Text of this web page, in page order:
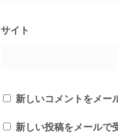
サイト
新しいコメントをメー
新しい投稿をメールで